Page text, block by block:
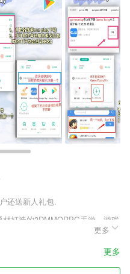
还送新人礼包.
打造的3DMMORPG手游，游戏
富多样的副本BOSS等你来不断历
的，无尽魔域之巅任你冒险征
备出击，丰富多样的转职变身
更多
更多